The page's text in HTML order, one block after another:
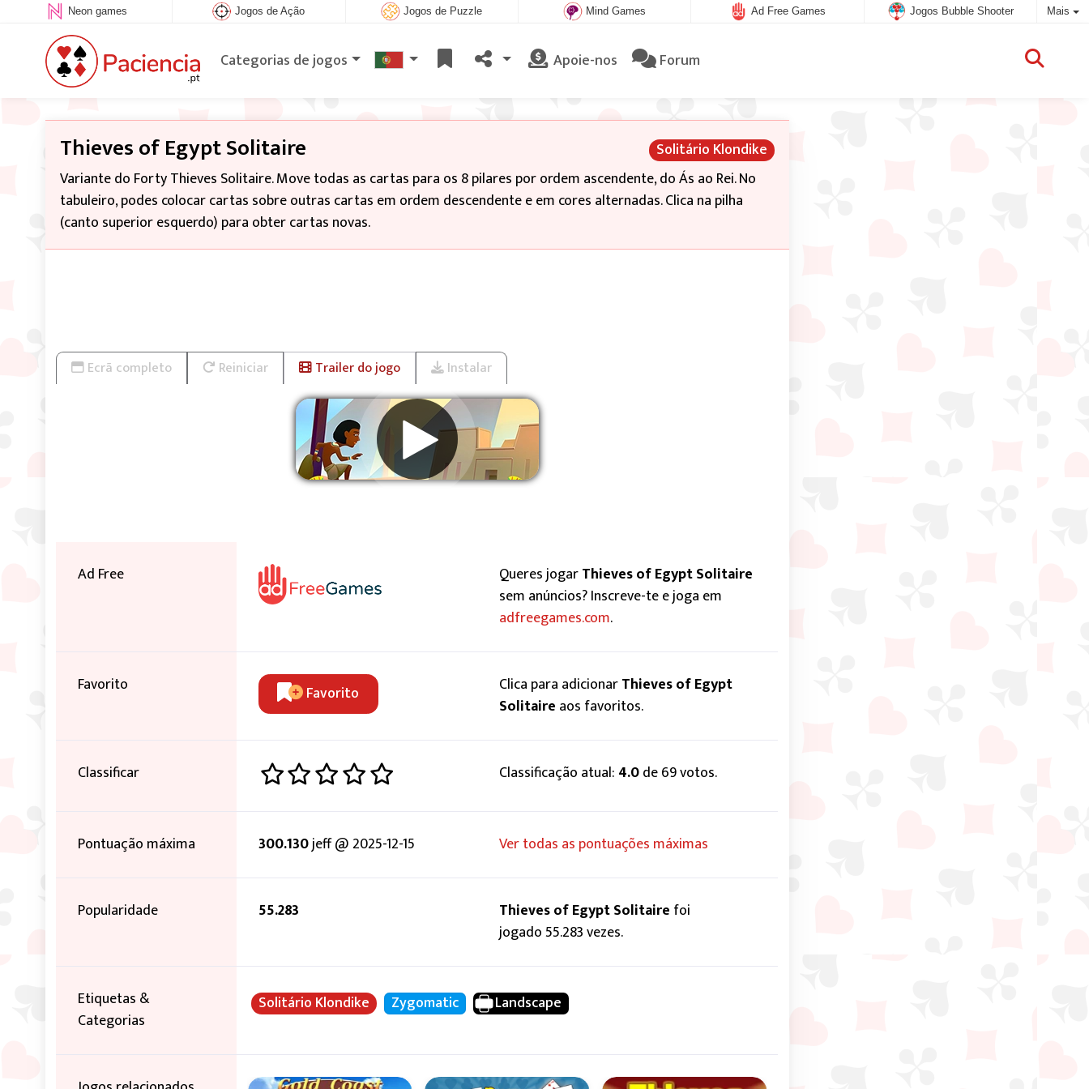
Neon games Jogos de Ação Jogos de Puzzle Mind Games Ad Free Games Jogos Bubble Shooter Mais
Categorias de jogos Apoie-nos Forum
Solitário Klondike
Thieves of Egypt Solitaire
Variante do Forty Thieves Solitaire. Move todas as cartas para os 8 pilares por ordem ascendente, do Ás ao Rei. No
tabuleiro, podes colocar cartas sobre outras cartas em ordem descendente e em cores alternadas. Clica na pilha
(canto superior esquerdo) para obter cartas novas.
Ecrã completo Reiniciar Trailer do jogo Instalar
Ad Free Queres jogarThieves of Egypt Solitaire
sem anúncios? Inscreve-te e joga em
adfreegames.com.
Favorito Favorito Clica para adicionarThieves of Egypt
Solitaire aos favoritos.
Classificar Classificação atual: 4.0de 69 votos.
Pontuação máxima 300.130jeff @ 2025-12-15 Ver todas as pontuações máximas
Popularidade 55.283 Thieves of Egypt Solitaire foi
jogado 55.283 vezes.
Etiquetas &
Categorias
Solitário Klondike Zygomatic Landscape